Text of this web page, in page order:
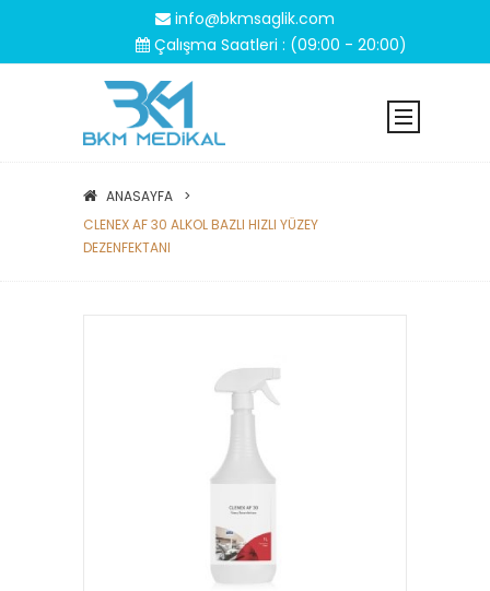
info@bkmsaglik.com
Çalışma Saatleri : (09:00 - 20:00)
ANASAYFA
CLENEX AF 30 ALKOL BAZLI HIZLI YÜZEY
DEZENFEKTANI